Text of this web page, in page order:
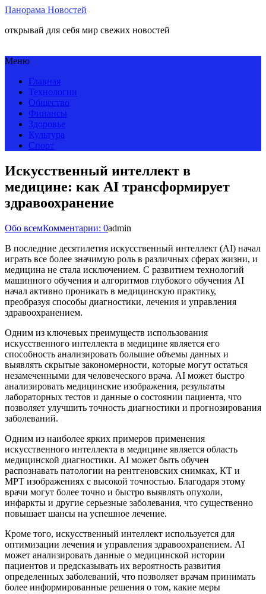
Панорама Новостей
открывай для себя мир свежих новостей
Меню
Главная
Технологии
Общество
Финансы
Здоровье
Культура
Спорт
Искусственный интеллект в
медицине: как AI трансформирует
здравоохранение
Обо всемКомментарии: 0admin
В последние десятилетия искусственный интеллект (AI) начал
играть все более значимую роль в различных сферах жизни, и
медицина не стала исключением. С развитием технологий
машинного обучения и алгоритмов глубокого обучения AI
начал активно проникать в медицинскую практику,
преобразуя способы диагностики, лечения и управления
здравоохранением.
Одним из ключевых преимуществ использования
искусственного интеллекта в медицине является его
способность анализировать большие объемы данных и
выявлять скрытые закономерности, которые могут остаться
незамеченными для человеческого врача. AI может быстро
анализировать медицинские изображения, результаты
лабораторных тестов и данные о состоянии пациента, что
позволяет улучшить точность диагностики и прогнозирования
заболеваний.
Одним из наиболее ярких примеров применения
искусственного интеллекта в медицине является область
медицинской диагностики. AI может быть обучен
распознавать патологии на рентгеновских снимках, КТ и
МРТ изображениях с высокой точностью. Благодаря этому
врачи могут более точно и быстро выявлять опухоли,
инфаркты и другие серьезные заболевания, что существенно
повышает шансы на успешное лечение.
Кроме того, искусственный интеллект используется для
оптимизации лечения и управления здравоохранением. AI
может анализировать данные о медицинской истории
пациентов и предсказывать их вероятность развития
определенных заболеваний, что позволяет врачам принимать
более информированные решения о том, какие меры